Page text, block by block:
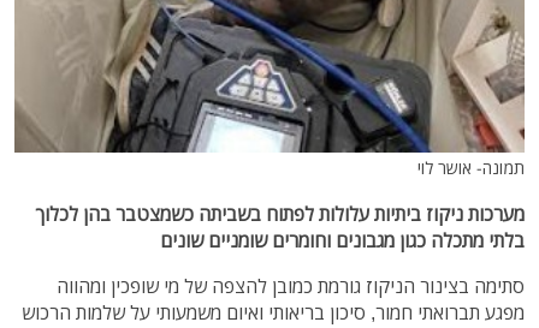
תמונה- אושר לוי
מערכות ניקוז ביתיות עלולות לפתוח בשביתה כשמצטבר בהן לכלוך
בלתי מתכלה כגון מגבונים וחומרים שומניים שונים
סתימה בצינור הניקוז גורמת כמובן להצפה של מי שופכין ומהווה
מפגע תברואתי חמור, סיכון בריאותי ואיום משמעותי על שלמות הרכוש